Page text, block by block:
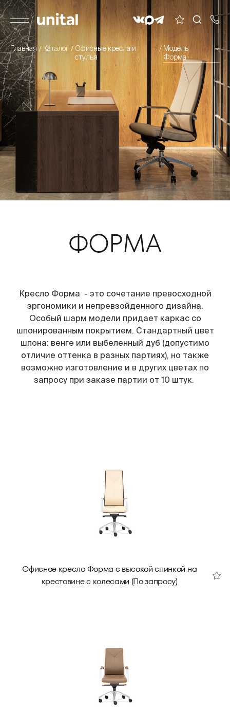
Главная Каталог
Офисные кресла и
стулья
Модель
Форма
ФОРМА
Кресло Форма - это сочетание превосходной
эргономики и непревзойденного дизайна.
Особый шарм модели придает каркас со
шпонированным покрытием. Стандартный цвет
шпона: венге или выбеленный дуб (допустимо
отличие оттенка в разных партиях), но также
возможно изготовление и в других цветах по
запросу при заказе партии от 10 штук.
Офисное кресло Форма с высокой спинкой на
крестовине с колесами (По запросу)